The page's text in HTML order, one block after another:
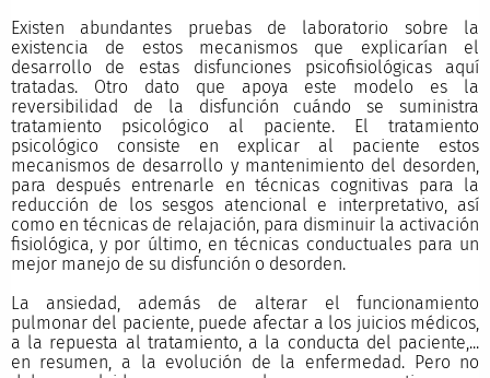
Existen abundantes pruebas de laboratorio sobre la
existencia de estos mecanismos que explicarían el
desarrollo de estas disfunciones psicofisiológicas aquí
tratadas. Otro dato que apoya este modelo es la
reversibilidad de la disfunción cuándo se suministra
tratamiento psicológico al paciente. El tratamiento
psicológico consiste en explicar al paciente estos
mecanismos de desarrollo y mantenimiento del desorden,
para después entrenarle en técnicas cognitivas para la
reducción de los sesgos atencional e interpretativo, así
como en técnicas de relajación, para disminuir la activación
fisiológica, y por último, en técnicas conductuales para un
mejor manejo de su disfunción o desorden.
La ansiedad, además de alterar el funcionamiento
pulmonar del paciente, puede afectar a los juicios médicos,
a la repuesta al tratamiento, a la conducta del paciente,...
en resumen, a la evolución de la enfermedad. Pero no